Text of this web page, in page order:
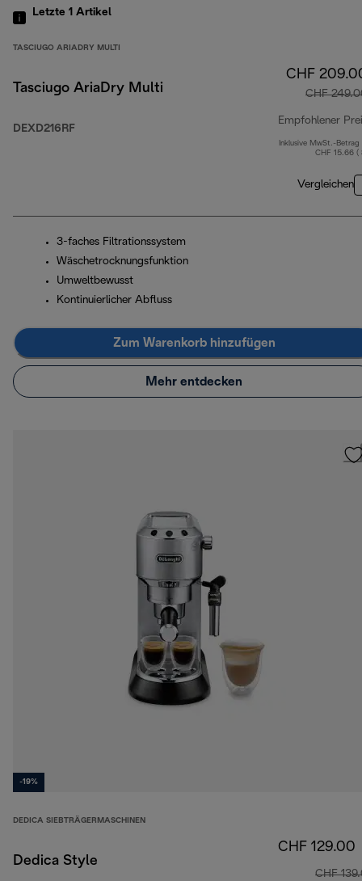
Letzte 1 Artikel
TASCIUGO ARIADRY MULTI
Tasciugo AriaDry Multi
DEXD216RF
CHF
CHF
Empfohlener
Inklusive MwSt.-Betrag
CHF 15.66 (
Vergleichen
3-faches Filtrationssystem
Wäschetrocknungsfunktion
Umweltbewusst
Kontinuierlicher Abfluss
Zum Warenkorb hinzufügen
Mehr entdecken
-19%
DEDICA SIEBTRÄGERMASCHINEN
Dedica Style
CHF 129.00
CHF